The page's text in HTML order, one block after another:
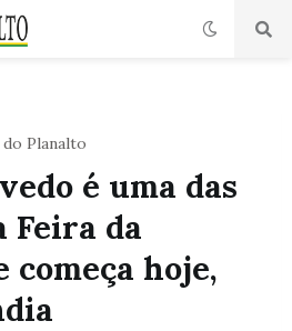
Planalto
é uma das
Feira da
começa hoje,